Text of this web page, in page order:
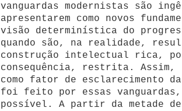
vanguardas modernistas são
apresentarem como novos
visão determinística do
quando são, na realidade,
construção intelectual rica,
consequência, restrita. Assim,
como fator de esclarecimento
foi feito por essas vanguardas,
possível. A partir da metade